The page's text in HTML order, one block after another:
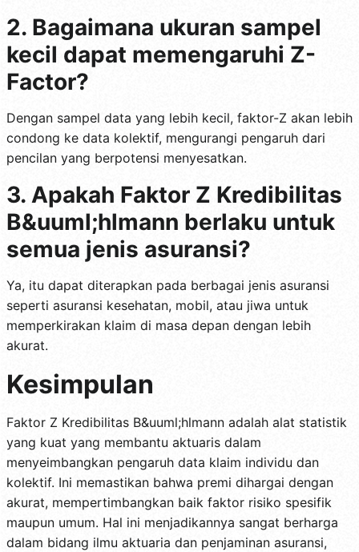
2. Bagaimana ukuran sampel
kecil dapat memengaruhi Z-
Factor?
Dengan sampel data yang lebih kecil, faktor-Z akan lebih
condong ke data kolektif, mengurangi pengaruh dari
pencilan yang berpotensi menyesatkan.
3. Apakah Faktor Z Kredibilitas
B&uuml;hlmann berlaku untuk
semua jenis asuransi?
Ya, itu dapat diterapkan pada berbagai jenis asuransi
seperti asuransi kesehatan, mobil, atau jiwa untuk
memperkirakan klaim di masa depan dengan lebih
akurat.
Kesimpulan
Faktor Z Kredibilitas B&uuml;hlmann adalah alat statistik
yang kuat yang membantu aktuaris dalam
menyeimbangkan pengaruh data klaim individu dan
kolektif. Ini memastikan bahwa premi dihargai dengan
akurat, mempertimbangkan baik faktor risiko spesifik
maupun umum. Hal ini menjadikannya sangat berharga
dalam bidang ilmu aktuaria dan penjaminan asuransi,